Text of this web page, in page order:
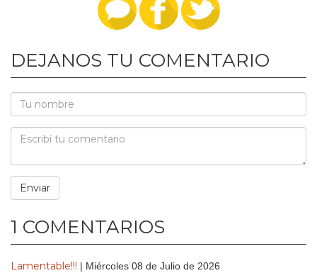
DEJANOS TU COMENTARIO
1 COMENTARIOS
Lamentable!!! | Miércoles 08 de Julio de 2026